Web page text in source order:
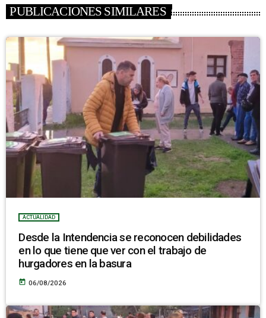
PUBLICACIONES SIMILARES
ACTUALIDAD
Desde la Intendencia se reconocen debilidades
en lo que tiene que ver con el trabajo de
hurgadores en la basura
today 06/08/2026